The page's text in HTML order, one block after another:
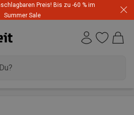
Preis! Bis zu -60 % im
Summer Sale